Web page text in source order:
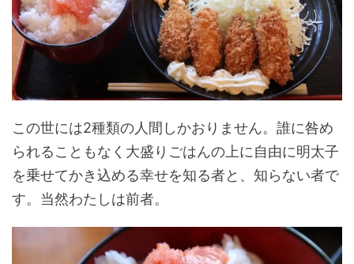
この世には2種類の人間しかおりません。誰に咎め
られることもなく大盛りごはんの上に自由に明太子
を乗せてかき込める幸せを知る者と、知らない者で
す。当然わたしは前者。